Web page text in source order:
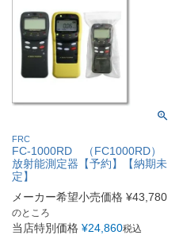
FRC
FC-1000RD （FC1000RD）
放射能測定器【予約】【納期未
定】
メーカー希望小売価格 ¥43,780
のところ
当店特別価格 ¥24,860税込